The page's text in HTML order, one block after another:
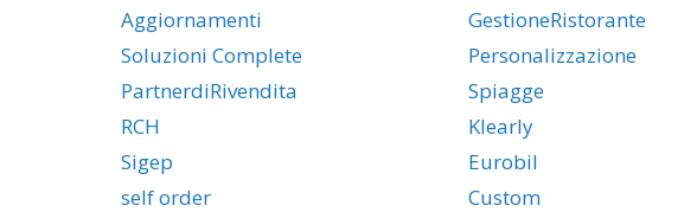
Aggiornamenti
GestioneRistorante
Soluzioni Complete
Personalizzazione
PartnerdiRivendita
Spiagge
RCH
Klearly
Sigep
Eurobil
self order
Custom